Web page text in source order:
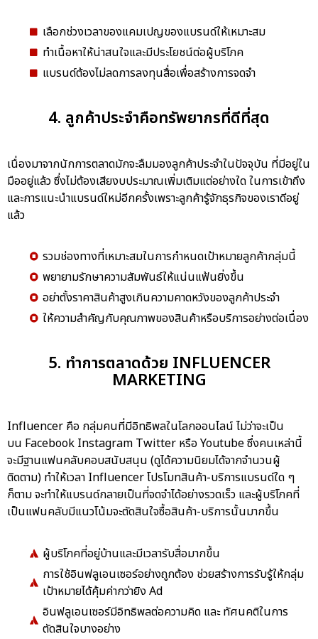
เลือกช่วงเวลาของแคมเปญของแบรนด์ให้เหมาะสม
ทำเนื้อหาให้น่าสนใจและมีประโยชน์ต่อผู้บริโภค
แบรนด์ต้องไม่ลดการลงทุนสื่อเพื่อสร้างการจดจำ
4. ลูกค้าประจำคือทรัพยากรที่ดีที่สุด
เนื่องมาจากนักการตลาดมักจะลืมมองลูกค้าประจำในปัจจุบัน ที่มีอยู่ใน
มืออยู่แล้ว ซึ่งไม่ต้องเสียงบประมาณเพิ่มเติมแต่อย่างใด ในการเข้าถึง
และการแนะนำแบรนด์ใหม่อีกครั้งเพราะลูกค้ารู้จักธุรกิจของเราดีอยู่
แล้ว
รวมช่องทางที่เหมาะสมในการกำหนดเป้าหมายลูกค้ากลุ่มนี้
พยายามรักษาความสัมพันธ์ให้แน่นแฟ้นยิ่งขึ้น
อย่าตั้งราคาสินค้าสูงเกินความคาดหวังของลูกค้าประจำ
ให้ความสำคัญกับคุณภาพของสินค้าหรือบริการอย่างต่อเนื่อง
5. ทำการตลาดด้วย INFLUENCER
MARKETING
Influencer คือ กลุ่มคนที่มีอิทธิพลในโลกออนไลน์ ไม่ว่าจะเป็น
บน Facebook Instagram Twitter หรือ Youtube ซึ่งคนเหล่านี้
จะมีฐานแฟนคลับคอบสนับสนุน (ดูได้ความนิยมได้จากจำนวนผู้
ติดตาม) ทำให้เวลา Influencer โปรโมทสินค้า-บริการแบรนด์ใด ๆ
ก็ตาม จะทำให้แบรนด์กลายเป็นที่จดจำได้อย่างรวดเร็ว และผู้บริโภคที่
เป็นแฟนคลับมีแนวโน้มจะตัดสินใจซื้อสินค้า-บริการนั้นมากขึ้น
ผู้บริโภคที่อยู่บ้านและมีเวลารับสื่อมากขึ้น
การใช้อินฟลูเอนเซอร์อย่างถูกต้อง ช่วยสร้างการรับรู้ให้กลุ่ม
เป้าหมายได้คุ้มค่ากว่ายิง Ad
อินฟลูเอนเซอร์มีอิทธิพลต่อความคิด และ ทัศนคติในการ
ตัดสินใจบางอย่าง